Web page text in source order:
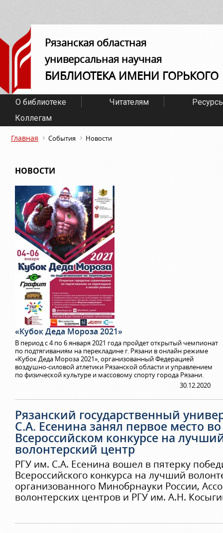
Рязанская областная
универсальная научная
БИБЛИОТЕКА ИМЕНИ ГОРЬКОГО
О библиотеке Читателям
Коллегам
Главная События Новости
НОВОСТИ
«Кубок Деда Мороза 2021»
В период с 4 по 6 января 2021 года пройдет открытый чемпионат
по подтягиваниям на перекладине г. Рязани в онлайн режиме
«Кубок Деда Мороза 2021», организованный Федерацией
воздушно-силовой атлетики Рязанской области и управлением
по физической культуре и массовому спорту города Рязани.
30.12.2020
Рязанский государственный
С.А. Есенина занял первое место во
Всероссийском конкурсе на
волонтерский центр
РГУ им. С.А. Есенина вошел в пятерку
Всероссийского конкурса на лучший
организованного Минобрнауки России,
волонтерских центров и РГУ им. А.Н.